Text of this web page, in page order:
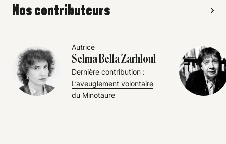
Nos contributeurs
Autrice
Selma Bella Zarhloul
Dernière contribution :
L’aveuglement volontaire
du Minotaure